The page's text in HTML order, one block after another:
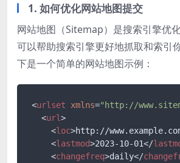
1. 如何优化网站地图提交
网站地图（Sitemap）是搜索引擎优
可以帮助搜索引擎更好地抓取和索引
下是一个简单的网站地图示例：
<urlset xmlns="http://
<url>
<loc>http://
<lastmod>2023-10-01</
<changefreq>daily</